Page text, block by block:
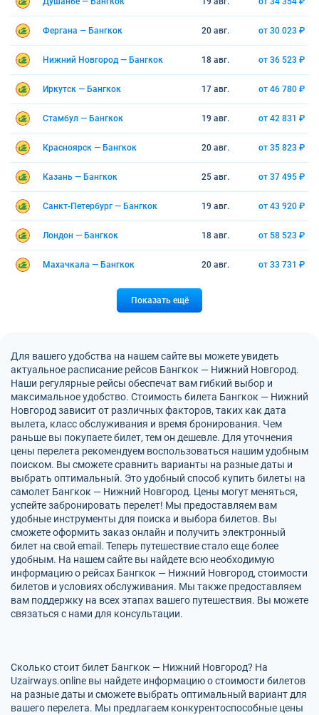
Фергана — Бангкок 20 авг. от 30 023 ₽
Нижний Новгород — Бангкок 18 авг. от 36 523 ₽
Иркутск — Бангкок 17 авг. от 46 780 ₽
Стамбул — Бангкок 19 авг. от 42 831 ₽
Красноярск — Бангкок 20 авг. от 35 823 ₽
Казань — Бангкок 25 авг. от 37 495 ₽
Санкт-Петербург — Бангкок 19 авг. от 43 920 ₽
Лондон — Бангкок 18 авг. от 58 523 ₽
Махачкала — Бангкок 20 авг. от 33 731 ₽
Показать ещё
Для вашего удобства на нашем сайте вы можете увидеть
актуальное расписание рейсов Бангкок — Нижний Новгород.
Наши регулярные рейсы обеспечат вам гибкий выбор и
максимальное удобство. Стоимость билета Бангкок — Нижний
Новгород зависит от различных факторов, таких как дата
вылета, класс обслуживания и время бронирования. Чем
раньше вы покупаете билет, тем он дешевле. Для уточнения
цены перелета рекомендуем воспользоваться нашим удобным
поиском. Вы сможете сравнить варианты на разные даты и
выбрать оптимальный. Это удобный способ купить билеты на
самолет Бангкок — Нижний Новгород. Цены могут меняться,
успейте забронировать перелет! Мы предоставляем вам
удобные инструменты для поиска и выбора билетов. Вы
сможете оформить заказ онлайн и получить электронный
билет на свой email. Теперь путешествие стало еще более
удобным. На нашем сайте вы найдете всю необходимую
информацию о рейсах Бангкок — Нижний Новгород, стоимости
билетов и условиях обслуживания. Мы также предоставляем
вам поддержку на всех этапах вашего путешествия. Вы можете
связаться с нами для консультации.
Сколько стоит билет Бангкок — Нижний Новгород? На
Uzairways.online вы найдете информацию о стоимости билетов
на разные даты и сможете выбрать оптимальный вариант для
вашего перелета. Мы предлагаем конкурентоспособные цены